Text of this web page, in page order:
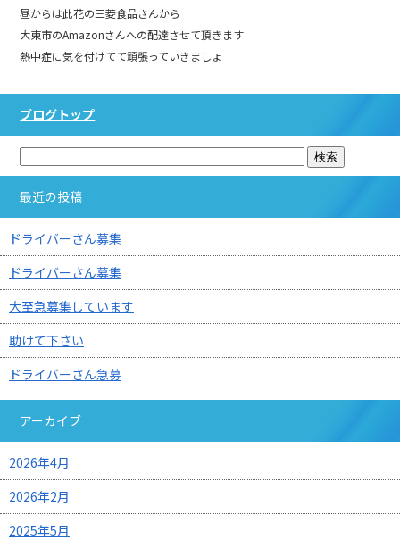
昼からは此花の三菱食品さんから
大東市のAmazonさんへの配達させて頂きます
熱中症に気を付けてて頑張っていきましょ
ブログトップ
最近の投稿
ドライバーさん募集
ドライバーさん募集
大至急募集しています
助けて下さい
ドライバーさん急募
アーカイブ
2026年4月
2026年2月
2025年5月